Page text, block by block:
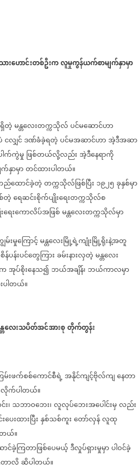
ားဟောင်းတစ်ဦးကလူမှုကွန်ယက်စာမျက်နှာမှာ
တဲ့မန္တလေးတက္ကသိုလ်ပင်မဆောင်ဟာ
ငလျှင်ဒဏ်ခံခဲ့ရတဲ့ပင်မအဆာင်ဟာအဲ့ဒီအဆာ
ါက်ကွဲမှု ဖြစ်တယ်လို့လည်းအဲ့ဒီနေရာကို
ာမှာတင်ထားပါတယ်။
ည်ထောင်ခဲ့တဲ့တက္ကသိုလ်ဖြစ်ပြီး ၁၉၂၅ခုနှစ်မှာ
တဲ့ရေဆင်းစိုက်ပျိုးရေးတက္ကသိုလ်စ
ရေးကောလိပ်အဖြစ်မန္တလေးတက္ကသိုလ်မှာ
မ်းမှုကြောင့်မန္တလေးမြို့ရဲ့ကျုံးမြို့ရိုးနဲ့အတူ
စိန်ပန်းပင်တွေကြားခမ်းနားလှတဲ့မန္တလေး
အုပ်စိုးနေသ၍ ဘယ်အချိန်၊ ဘယ်ကာလမှာ
ါတယ်။
တလေးသပိတ်အင်အားစုတိုက်တွန်း
းဖက်စစ်ကောင်စီရဲ့အနိုင်ကျင့်ဗိုလ်ကျနေတာ
က်ပါတယ်။
၊ သဘာဝဘေး၊လူလုပ်ဘေးအပေါင်းမှလည်း
ေးထားပြီးနှစ်သစ်ကူးတော်လှန်လူထု
ယ်။
ာင်ခဲ့ကြတာဖြစ်ပေမယ့်ဒီလှုပ်ရှားမှုမှာပါဝင်ခဲ့